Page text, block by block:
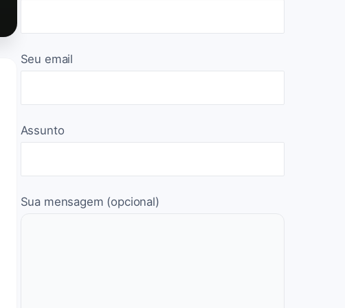
Seu email
Assunto
Sua mensagem (opcional)